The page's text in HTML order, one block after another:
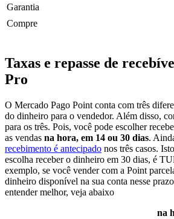
Garantia
Compre
Taxas e repasse de
Pro
O Mercado Pago Point conta com três
do dinheiro para o vendedor. Além disso,
para os três. Pois, você pode escolher
as vendas na hora, em 14 ou 30 dias.
recebimento é antecipado nos três casos.
escolha receber o dinheiro em 30 dias, é
exemplo, se você vender com a Point
dinheiro disponível na sua conta nesse
entender melhor, veja abaixo
na